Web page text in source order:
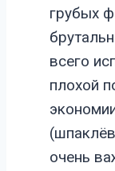
грубых
всего
плохой
очень